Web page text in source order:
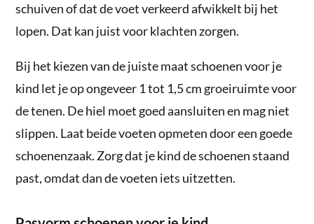
schuiven of dat de voet verkeerd afwikkelt bij het
lopen. Dat kan juist voor klachten zorgen.
Bij het kiezen van de juiste maat schoenen voor je
kind let je op ongeveer 1 tot 1,5 cm groeiruimte voor
de tenen. De hiel moet goed aansluiten en mag niet
slippen. Laat beide voeten opmeten door een goede
schoenenzaak. Zorg dat je kind de schoenen staand
past, omdat dan de voeten iets uitzetten.